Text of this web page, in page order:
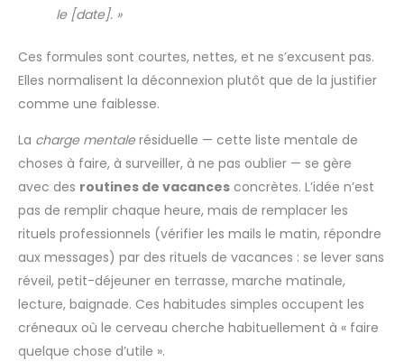
le [date]. »
Ces formules sont courtes, nettes, et ne s’excusent pas.
Elles normalisent la déconnexion plutôt que de la justifier
comme une faiblesse.
La charge mentalerésiduelle — cette liste mentale de
choses à faire, à surveiller, à ne pas oublier — se gère
avec des routines de vacances concrètes. L’idée n’est
pas de remplir chaque heure, mais de remplacer les
rituels professionnels (vérifier les mails le matin, répondre
aux messages) par des rituels de vacances : se lever sans
réveil, petit-déjeuner en terrasse, marche matinale,
lecture, baignade. Ces habitudes simples occupent les
créneaux où le cerveau cherche habituellement à « faire
quelque chose d’utile ».